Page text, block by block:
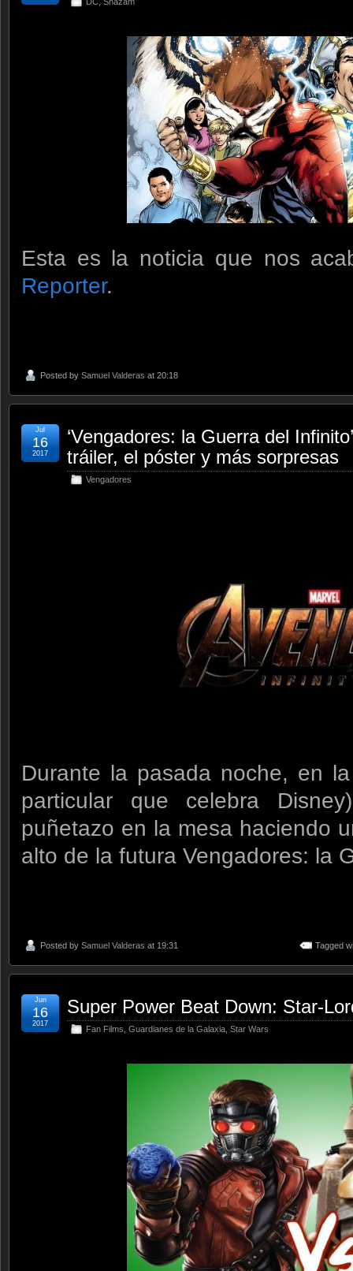
Esta es la noticia que nos
Reporter.
Posted by Samuel Valderas at 20:18
‘Vengadores: la Guerra del
tráiler, el póster y más sorpresas
Vengadores
Jul
16
2017
Durante la pasada noche, en
particular que celebra
puñetazo en la mesa haciendo
alto de la futura Vengadores: la
Posted by Samuel Valderas at 19:31 Tagged
Super Power Beat Down: Star-
Fan Films Guardianes de la Galaxia Star Wars
Jun
16
2017